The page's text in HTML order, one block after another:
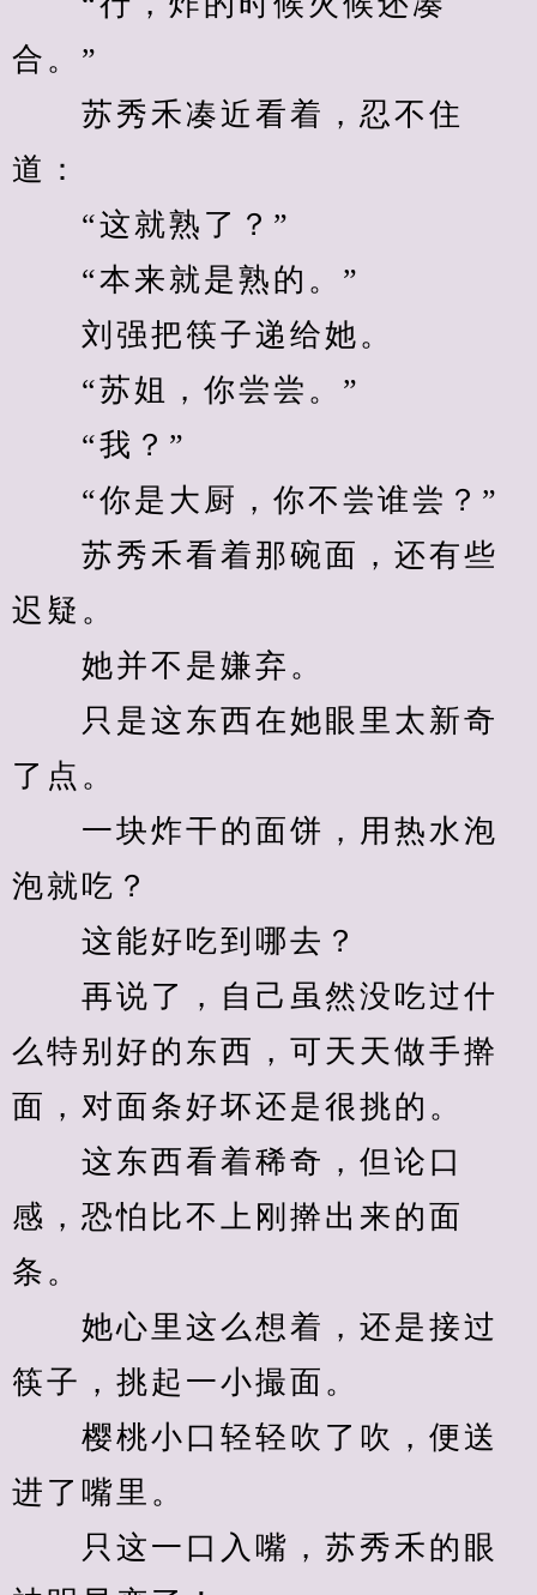
合。”
苏秀禾凑近看着，忍不住
道：
“这就熟了？”
“本来就是熟的。”
刘强把筷子递给她。
“苏姐，你尝尝。”
“我？”
“你是大厨，你不尝谁尝？”
苏秀禾看着那碗面，还有些
迟疑。
她并不是嫌弃。
只是这东西在她眼里太新奇
了点。
一块炸干的面饼，用热水泡
泡就吃？
这能好吃到哪去？
再说了，自己虽然没吃过什
么特别好的东西，可天天做手擀
面，对面条好坏还是很挑的。
这东西看着稀奇，但论口
感，恐怕比不上刚擀出来的面
条。
她心里这么想着，还是接过
筷子，挑起一小撮面。
樱桃小口轻轻吹了吹，便送
进了嘴里。
只这一口入嘴，苏秀禾的眼